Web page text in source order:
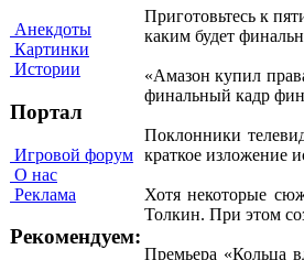
Анекдоты
Картинки
Истории
Портал
Игровой форум
О нас
Реклама
Рекомендуем:
Приготовьтесь к
каким будет
«Амазон купил
финальный кадр
Поклонники
краткое изложение
Хотя некоторые
Толкин. При этом
Премьера «Кольца